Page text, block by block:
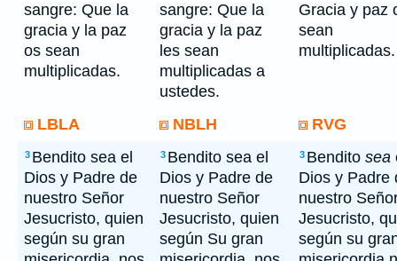
sangre: Que la
gracia y la paz
os sean
multiplicadas.
sangre: Que la
gracia y la paz
les sean
multiplicadas a
ustedes.
Gracia y paz
sean
multiplicadas.
LBLA NBLH RVG
3 Bendito sea el
Dios y Padre de
nuestro Señor
Jesucristo, quien
según su gran
3 Bendito sea el
Dios y Padre de
nuestro Señor
Jesucristo, quien
según Su gran
3 Bendito sea
Dios y Padre
nuestro
Jesucristo,
según su